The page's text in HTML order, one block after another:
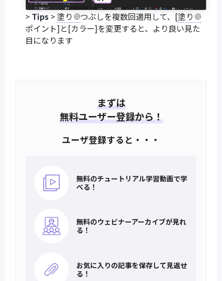
> Tips >塗り つぶしを複数回適用して、[塗り
ポイント]と[カラー]を変更すると、より良い見た
目になります
まずは
無料ユーザー登録から！
ユーザ登録すると・・・
無料のチュートリアル学習動画で学
べる！
無料のウェビナーアーカイブが見れ
る！
お気に入りの記事を保存して見返せ
る！